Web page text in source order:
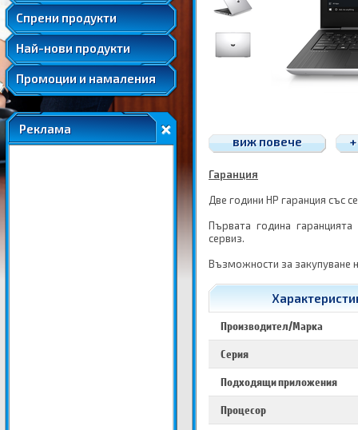
Спрени продукти
Удължени и допълнителни гаранции
Най-нови продукти
Промоции и намаления
Реклама
виж повече
Гаранция
Две години HP гаранция със
Първата година
сервиз.
Възможности за закупуване
Производител/Марка
Серия
Подходящи приложения
Процесор